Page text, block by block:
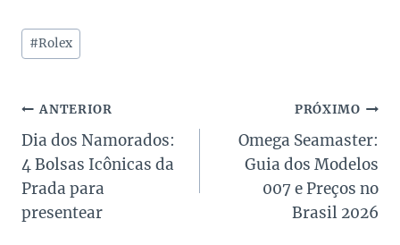
Tags
do
#Rolex
Navegação
de
Post
ANTERIOR
Dia dos Namorados:
4 Bolsas Icônicas da
Prada para
presentear
PRÓXIMO
Omega Seamaster:
Guia dos Modelos
007 e Preços no
Brasil 2026